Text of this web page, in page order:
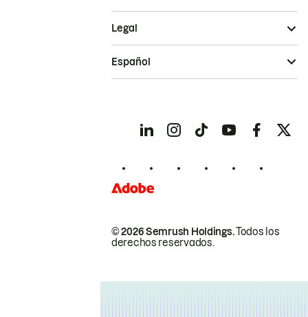
© 2026 Semrush Holdings.Todos los
derechos reservados.
Legal
Español